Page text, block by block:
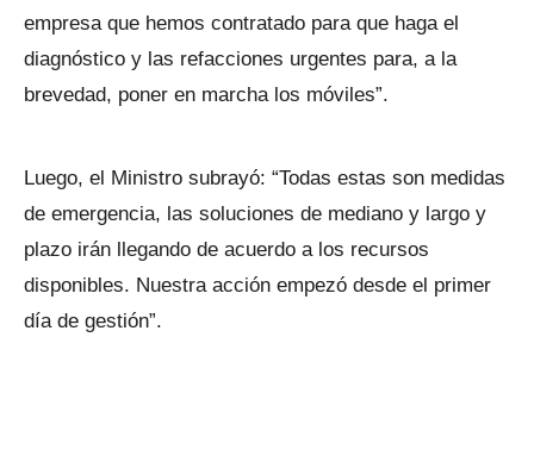
empresa que hemos contratado para que haga el
diagnóstico y las refacciones urgentes para, a la
brevedad, poner en marcha los móviles”.
Luego, el Ministro subrayó: “Todas estas son medidas
de emergencia, las soluciones de mediano y largo y
plazo irán llegando de acuerdo a los recursos
disponibles. Nuestra acción empezó desde el primer
día de gestión”.